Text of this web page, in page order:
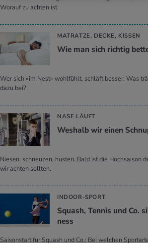
Worauf zu achten ist.
MATRATZE, DECKE, KISSEN
Wie man sich rich­tig
Wer sich «im Nest» wohlfühlt, schläft besser. Was
dazu bei?
NASE LÄUFT
Wes­halb wir einen
Niesen, schneuzen, husten. Bald ist die Hochsaison
wir achten sollten.
INDOOR-SPORT
Squash, Ten­nis und Co.
ness
Saisonstart für Squash und Co.: Bei welchen